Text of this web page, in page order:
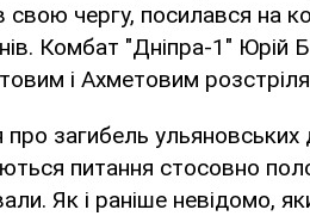
свою чергу, посилався на
Комбат "Дніпра-1" Юрій
і Ахметовим
загибель ульяновських
питання стосовно
Як і раніше невідомо,